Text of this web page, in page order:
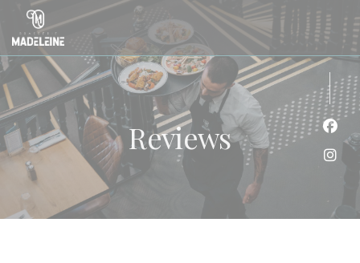
Cookies beheer paneel
Reviews